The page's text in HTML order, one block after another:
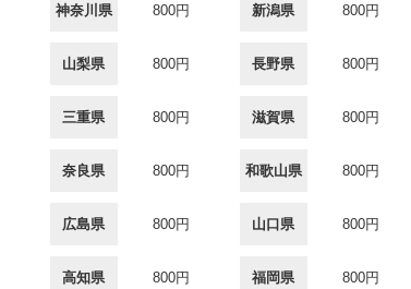
神奈川県 800円 新潟県 800円
山梨県 800円 長野県 800円
三重県 800円 滋賀県 800円
奈良県 800円 和歌山県 800円
広島県 800円 山口県 800円
高知県 800円 福岡県 800円